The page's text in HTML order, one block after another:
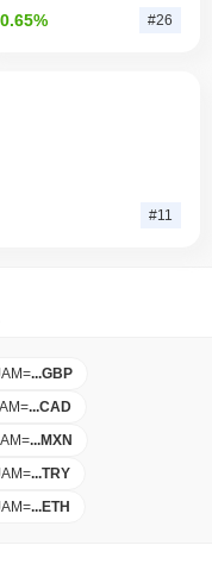
#26
#11
=...GBP
=...CAD
=...MXN
=...TRY
=...ETH